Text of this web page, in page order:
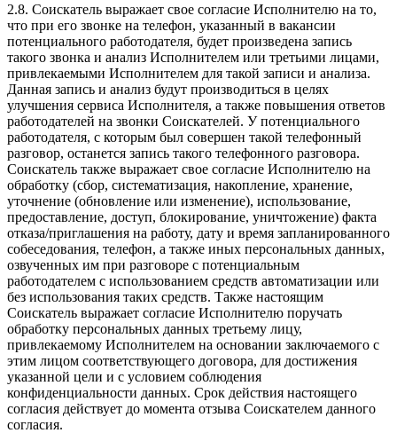
2.8. Соискатель выражает свое согласие Исполнителю на то,
что при его звонке на телефон, указанный в вакансии
потенциального работодателя, будет произведена запись
такого звонка и анализ Исполнителем или третьими лицами,
привлекаемыми Исполнителем для такой записи и анализа.
Данная запись и анализ будут производиться в целях
улучшения сервиса Исполнителя, а также повышения ответов
работодателей на звонки Соискателей. У потенциального
работодателя, с которым был совершен такой телефонный
разговор, останется запись такого телефонного разговора.
Соискатель также выражает свое согласие Исполнителю на
обработку (сбор, систематизация, накопление, хранение,
уточнение (обновление или изменение), использование,
предоставление, доступ, блокирование, уничтожение) факта
отказа/приглашения на работу, дату и время запланированного
собеседования, телефон, а также иных персональных данных,
озвученных им при разговоре с потенциальным
работодателем с использованием средств автоматизации или
без использования таких средств. Также настоящим
Соискатель выражает согласие Исполнителю поручать
обработку персональных данных третьему лицу,
привлекаемому Исполнителем на основании заключаемого с
этим лицом соответствующего договора, для достижения
указанной цели и с условием соблюдения
конфиденциальности данных. Срок действия настоящего
согласия действует до момента отзыва Соискателем данного
согласия.